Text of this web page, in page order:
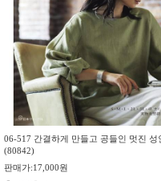
06-517 간결하게 만들고 공들인 멋진 성인복
(80842)
판매가:17,000원